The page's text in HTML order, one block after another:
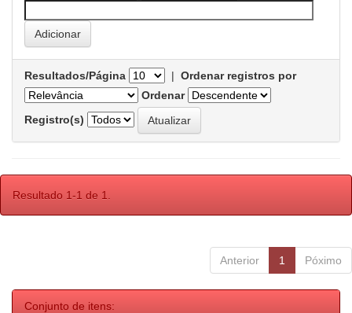
Resultados/Página | Ordenar registros por
Ordenar
Registro(s)
Resultado 1-1 de 1.
Anterior 1 Póximo
Conjunto de itens: